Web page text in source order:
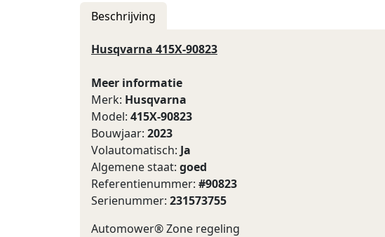
Beschrijving
Husqvarna 415X-90823
Meer informatie
Merk: Husqvarna
Model: 415X-90823
Bouwjaar: 2023
Volautomatisch: Ja
Algemene staat: goed
Referentienummer: #90823
Serienummer: 231573755
Automower® Zone regeling